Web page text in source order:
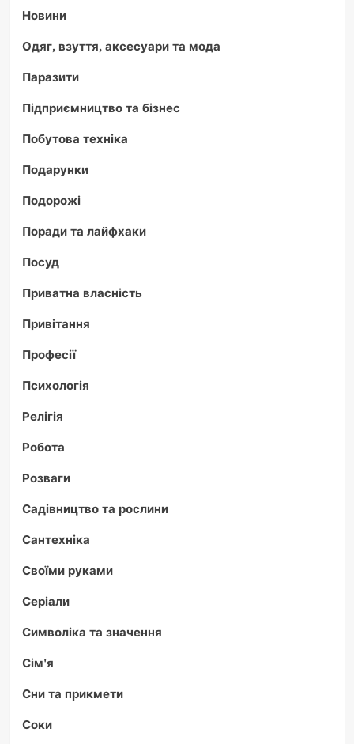
Новини
Одяг, взуття, аксесуари та мода
Паразити
Підприємництво та бізнес
Побутова техніка
Подарунки
Подорожі
Поради та лайфхаки
Посуд
Приватна власність
Привітання
Професії
Психологія
Релігія
Робота
Розваги
Садівництво та рослини
Сантехніка
Своїми руками
Серіали
Символіка та значення
Сім'я
Сни та прикмети
Соки